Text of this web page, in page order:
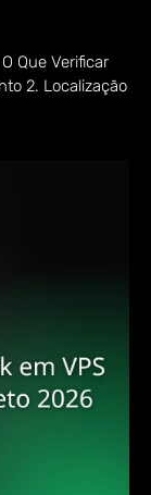
Que Verificar
2. Localização